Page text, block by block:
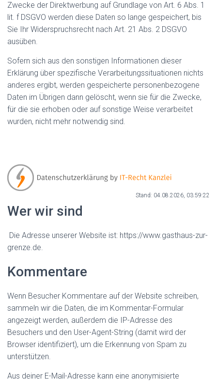
Zwecke der Direktwerbung auf Grundlage von Art. 6 Abs. 1
lit. f DSGVO werden diese Daten so lange gespeichert, bis
Sie Ihr Widerspruchsrecht nach Art. 21 Abs. 2 DSGVO
ausüben.
Sofern sich aus den sonstigen Informationen dieser
Erklärung über spezifische Verarbeitungssituationen nichts
anderes ergibt, werden gespeicherte personenbezogene
Daten im Übrigen dann gelöscht, wenn sie für die Zwecke,
für die sie erhoben oder auf sonstige Weise verarbeitet
wurden, nicht mehr notwendig sind.
Stand: 04.08.2026, 03:59:22
Wer wir sind
Die Adresse unserer Website ist: https://www.gasthaus-zur-
grenze.de.
Kommentare
Wenn Besucher Kommentare auf der Website schreiben,
sammeln wir die Daten, die im Kommentar-Formular
angezeigt werden, außerdem die IP-Adresse des
Besuchers und den User-Agent-String (damit wird der
Browser identifiziert), um die Erkennung von Spam zu
unterstützen.
Aus deiner E-Mail-Adresse kann eine anonymisierte